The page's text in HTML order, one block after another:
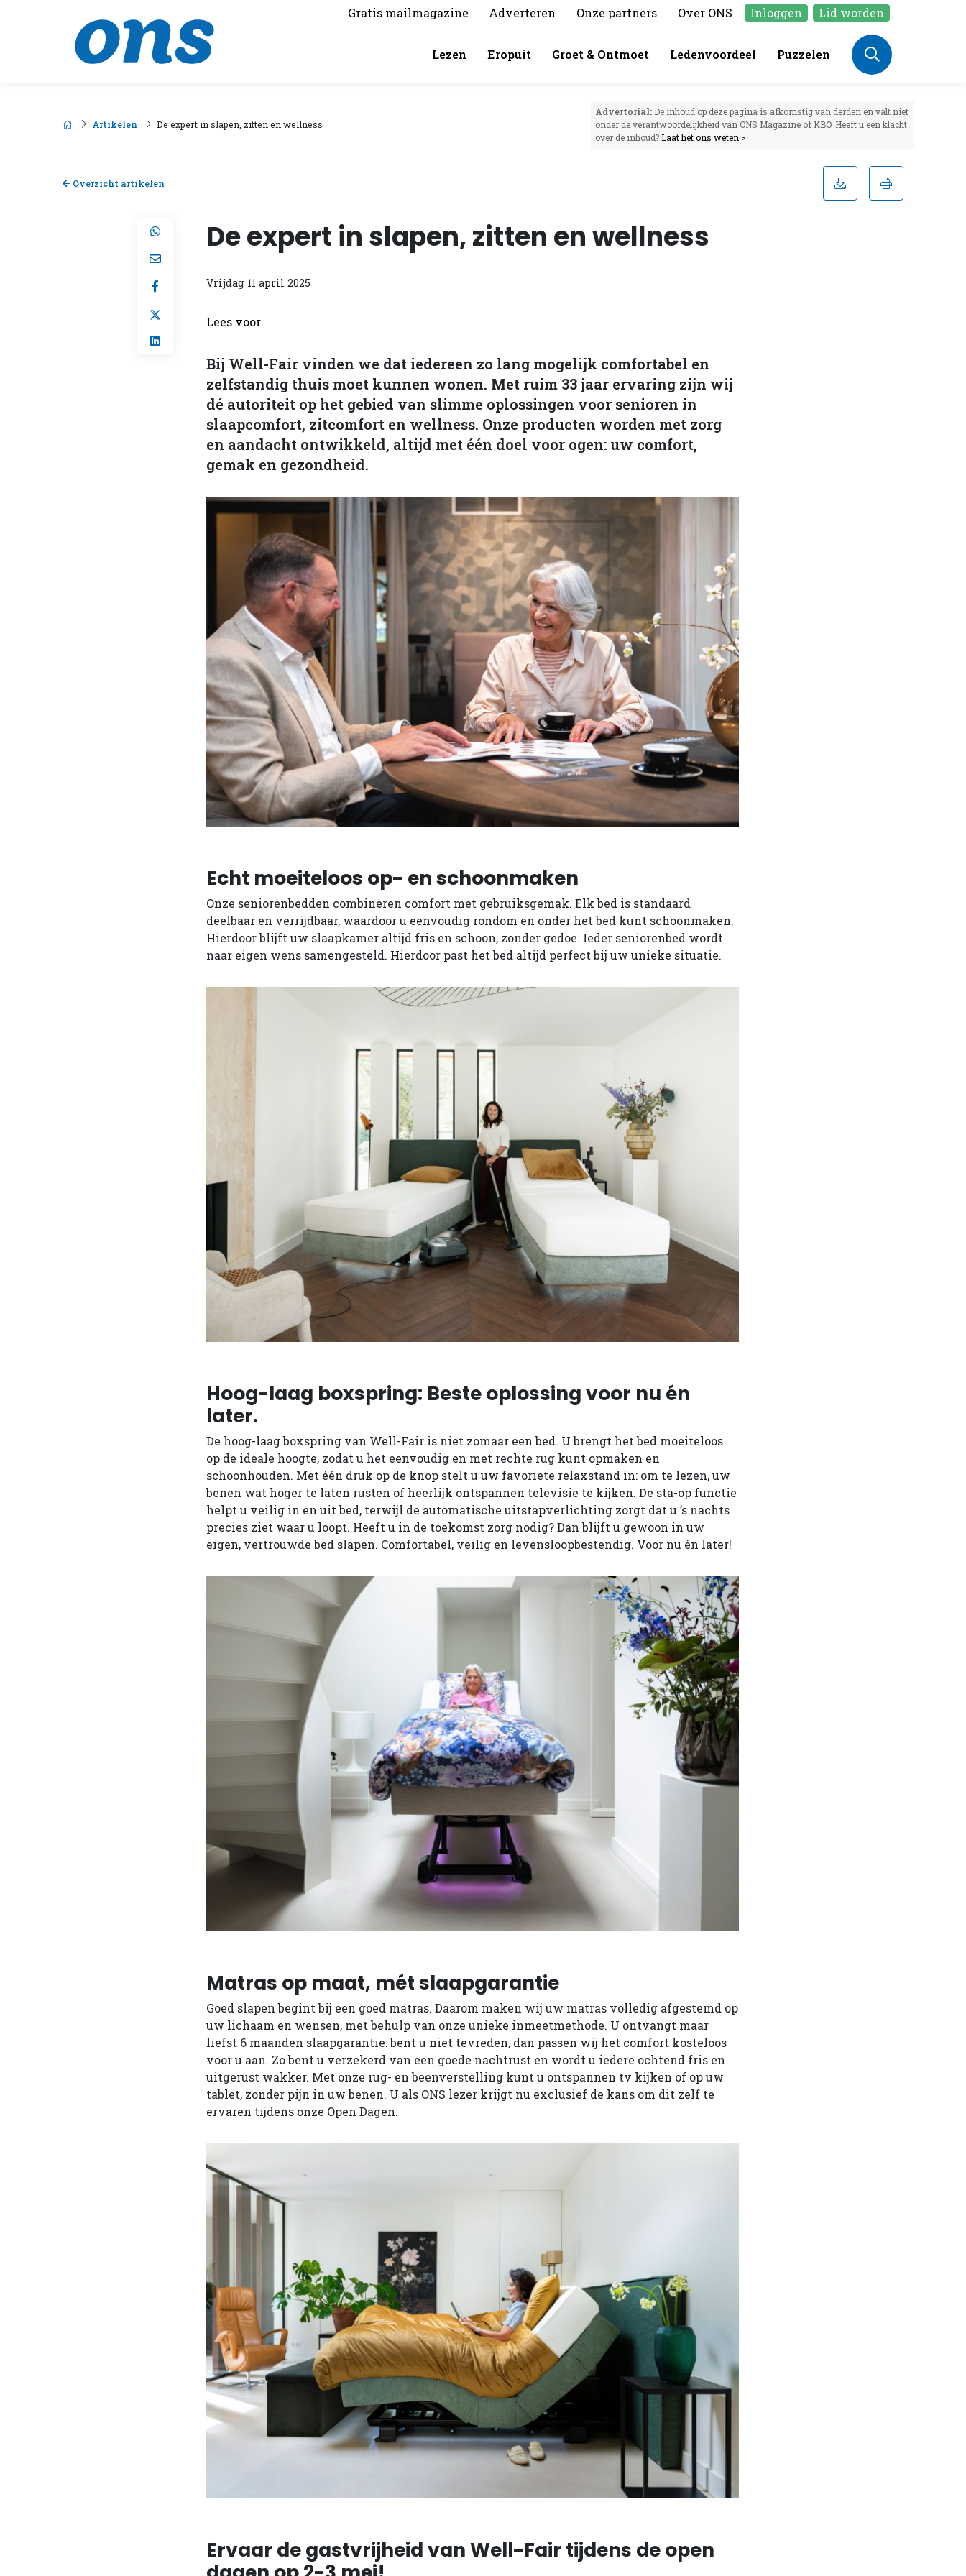
Gratis mailmagazine Adverteren Onze partners Over ONS Inloggen Lid worden
Lezen Eropuit Groet & Ontmoet Ledenvoordeel Puzzelen
Artikelen De expert in slapen, zitten en wellness
Advertorial: De inhoud op deze pagina is afkomstig van derden en valt niet
onder de verantwoordelijkheid van ONS Magazine of KBO. Heeft u een klacht
over de inhoud?Laat het ons weten >
Overzicht artikelen
De expert in slapen, zitten en wellness
Vrijdag 11 april 2025
Lees voor
Bij Well-Fair vinden we dat iedereen zo lang mogelijk comfortabel en
zelfstandig thuis moet kunnen wonen. Met ruim 33 jaar ervaring zijn wij
dé autoriteit op het gebied van slimme oplossingen voor senioren in
slaapcomfort, zitcomfort en wellness. Onze producten worden met zorg
en aandacht ontwikkeld, altijd met één doel voor ogen: uw comfort,
gemak en gezondheid.
Echt moeiteloos op- en schoonmaken
Onze seniorenbedden combineren comfort met gebruiksgemak. Elk bed is standaard
deelbaar en verrijdbaar, waardoor u eenvoudig rondom en onder het bed kunt schoonmaken.
Hierdoor blijft uw slaapkamer altijd fris en schoon, zonder gedoe. Ieder seniorenbed wordt
naar eigen wens samengesteld. Hierdoor past het bed altijd perfect bij uw unieke situatie.
Hoog-laag boxspring: Beste oplossing voor nu én
later.
De hoog-laag boxspring van Well-Fair is niet zomaar een bed. U brengt het bed moeiteloos
op de ideale hoogte, zodat u het eenvoudig en met rechte rug kunt opmaken en
schoonhouden. Met één druk op de knop stelt u uw favoriete relaxstand in: om te lezen, uw
benen wat hoger te laten rusten of heerlijk ontspannen televisie te kijken. De sta-op functie
helpt u veilig in en uit bed, terwijl de automatische uitstapverlichting zorgt dat u ’s nachts
precies ziet waar u loopt. Heeft u in de toekomst zorg nodig? Dan blijft u gewoon in uw
eigen, vertrouwde bed slapen. Comfortabel, veilig en levensloopbestendig. Voor nu én later!
Matras op maat, mét slaapgarantie
Goed slapen begint bij een goed matras. Daarom maken wij uw matras volledig afgestemd op
uw lichaam en wensen, met behulp van onze unieke inmeetmethode. U ontvangt maar
liefst 6 maanden slaapgarantie: bent u niet tevreden, dan passen wij het comfort kosteloos
voor u aan. Zo bent u verzekerd van een goede nachtrust en wordt u iedere ochtend fris en
uitgerust wakker. Met onze rug- en beenverstelling kunt u ontspannen tv kijken of op uw
tablet, zonder pijn in uw benen. U als ONS lezer krijgt nu exclusief de kans om dit zelf te
ervaren tijdens onze Open Dagen.
Ervaar de gastvrijheid van Well-Fair tijdens de open